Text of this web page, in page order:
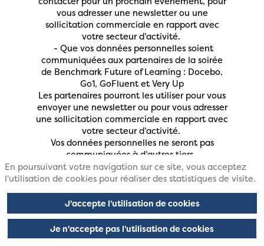
vous adresser une newsletter ou une
sollicitation commerciale en rapport avec
votre secteur d’activité.
- Que vos données personnelles soient
communiquées aux partenaires de la soirée
de Benchmark Future of Learning : Docebo,
Go1, GoFluent et Very Up
Les partenaires pourront les utiliser pour vous
envoyer une newsletter ou pour vous adresser
une sollicitation commerciale en rapport avec
votre secteur d’activité.
Vos données personnelles ne seront pas
communiquées à d’autres tiers.
Vos données personnelles seront conservées
ou après le dernier contact émanant de votre
part le cas échéant (pour les prospects), ou à
compter de la fin de la relation commerciale
avec vous (pour les clients).
En poursuivant votre navigation sur ce site, vous acceptez
l'utilisation de cookies pour réaliser des statistiques de visite.
J'accepte l'utilisation de cookies
Je n'accepte pas l'utilisation de cookies